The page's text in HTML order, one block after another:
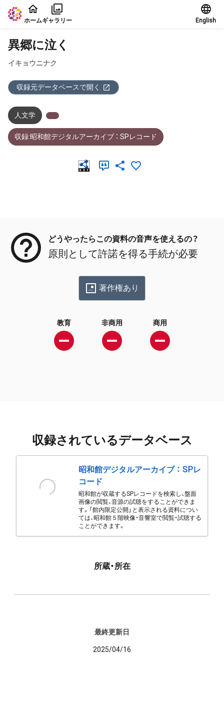
本文に飛ぶ
ホームギャラリー English
異郷に泣く
イキョウニナク
収録元データベースで開く
人文学
収録:昭和館デジタルアーカイブ ： SPレコード
どうやったらこの資料の音声を使えるの？
原則として許諾を得る手続が必要
著作権あり
教育 非商用 商用
収録されているデータベース
昭和館デジタルアーカイブ ： SPレ
コード
昭和館が収蔵するSPレコードを検索し、盤面
画像の閲覧、音源の試聴をすることができま
す。「館内限定公開」と表示される資料につい
ては、昭和館５階映像・音響室で閲覧・試聴する
ことができます。
所蔵・所在
最終更新日
2025/04/16